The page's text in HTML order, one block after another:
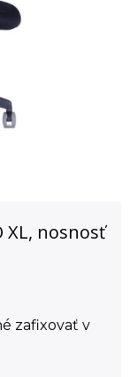
XL, nosnosť
zafixovať v